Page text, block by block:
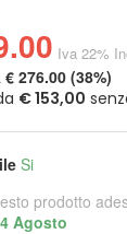
Iva 22%
€ 276.00 (38%)
Si
prodotto
Agosto